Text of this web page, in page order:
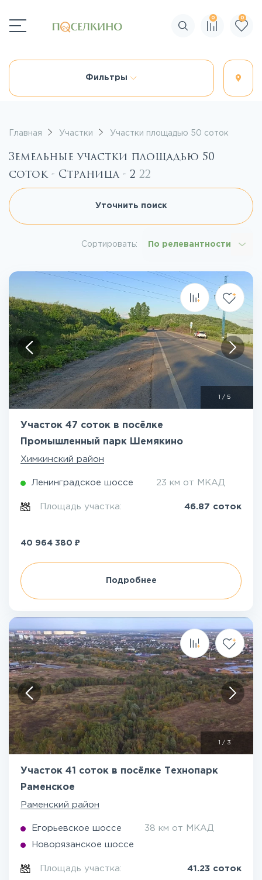
Поиск по сайту
0 0
Фильтры
Главная Участки Участки площадью 50 соток
Земельные участки площадью 50
соток - Страница - 2 22
Уточнить поиск
Сортировать: По релевантности
/ 5
Участок 47 соток в посёлке
Промышленный парк Шемякино
Химкинский район
Ленинградское шоссе 23 км от МКАД
Площадь участка: 46.87 соток
40 964 380 ₽
Подробнее
/ 3
Участок 41 соток в посёлке Технопарк
Раменское
Раменский район
Егорьевское шоссе 38 км от МКАД
Новорязанское шоссе
Площадь участка: 41.23 соток